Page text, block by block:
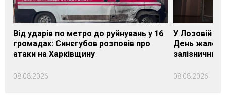
Від ударів по метро до руйнувань у 16
громадах: Синєгубов розповів про
атаки на Харківщину
08.08.2026
У Лозовій на
День
08.08.2026